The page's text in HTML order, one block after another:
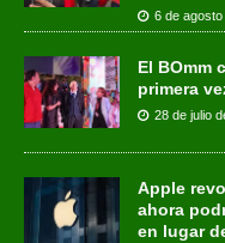
6 de
El BOmm
primera
28 de julio
Apple
ahora
en lugar